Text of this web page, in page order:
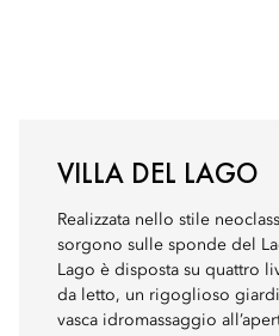
VILLA DEL LAGO
Realizzata nello stile
sorgono sulle sponde del
Lago è disposta su quattro
da letto, un rigoglioso
vasca idromassaggio